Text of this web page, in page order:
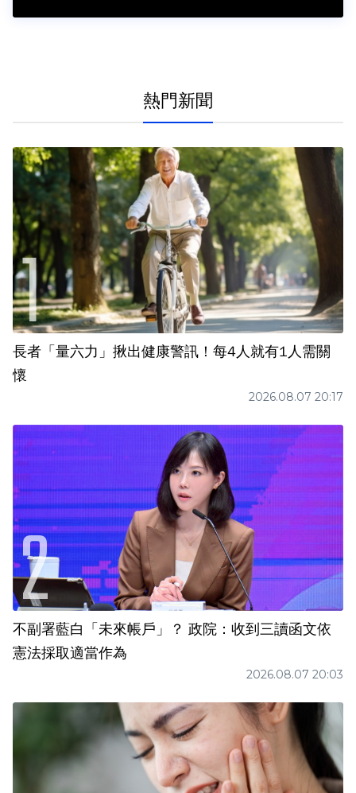
熱門新聞
長者「量六力」揪出健康警訊！每4人就有1人需關
懷
2026.08.07 20:17
不副署藍白「未來帳戶」？ 政院：收到三讀函文依
憲法採取適當作為
2026.08.07 20:03